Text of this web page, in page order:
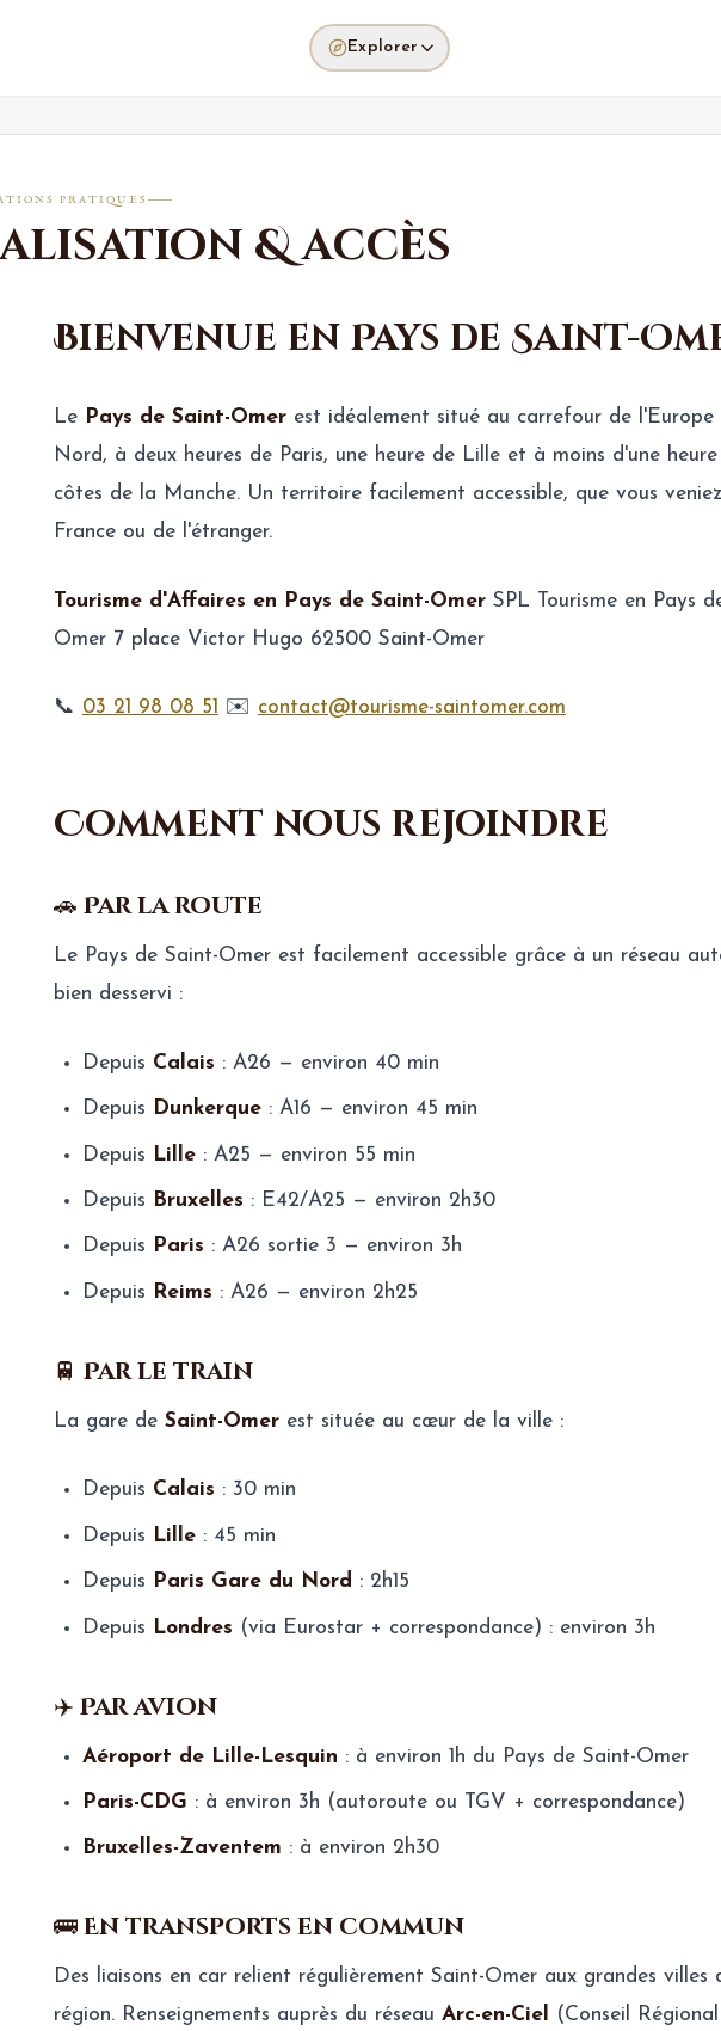
Explorer
PRATIQUES
& accès
Bienvenue en Pays de Saint-
Le Pays de Saint-Omer est idéalement situé au carrefour de l'Europe
Nord, à deux heures de Paris, une heure de Lille et à moins d'une heure
côtes de la Manche. Un territoire facilement accessible, que vous
France ou de l'étranger.
Tourisme d'Affaires en Pays de Saint-Omer SPL Tourisme en Pays
Omer 7 place Victor Hugo 62500 Saint-Omer
📞 03 21 98 08 51 ✉️ contact@tourisme-saintomer.com
Comment nous rejoindre
🚗 Par la route
Le Pays de Saint-Omer est facilement accessible grâce à un réseau
bien desservi :
Depuis Calais : A26 — environ 40 min
Depuis Dunkerque : A16 — environ 45 min
Depuis Lille : A25 — environ 55 min
Depuis Bruxelles : E42/A25 — environ 2h30
Depuis Paris : A26 sortie 3 — environ 3h
Depuis Reims : A26 — environ 2h25
🚆 Par le train
La gare de Saint-Omer est située au cœur de la ville :
Depuis Calais : 30 min
Depuis Lille : 45 min
Depuis Paris Gare du Nord : 2h15
Depuis Londres (via Eurostar + correspondance) : environ 3h
✈️ Par avion
Aéroport de Lille-Lesquin : à environ 1h du Pays de Saint-Omer
Paris-CDG : à environ 3h (autoroute ou TGV + correspondance)
Bruxelles-Zaventem : à environ 2h30
🚌 En transports en commun
Des liaisons en car relient régulièrement Saint-Omer aux grandes villes
région. Renseignements auprès du réseau Arc-en-Ciel
(Conseil